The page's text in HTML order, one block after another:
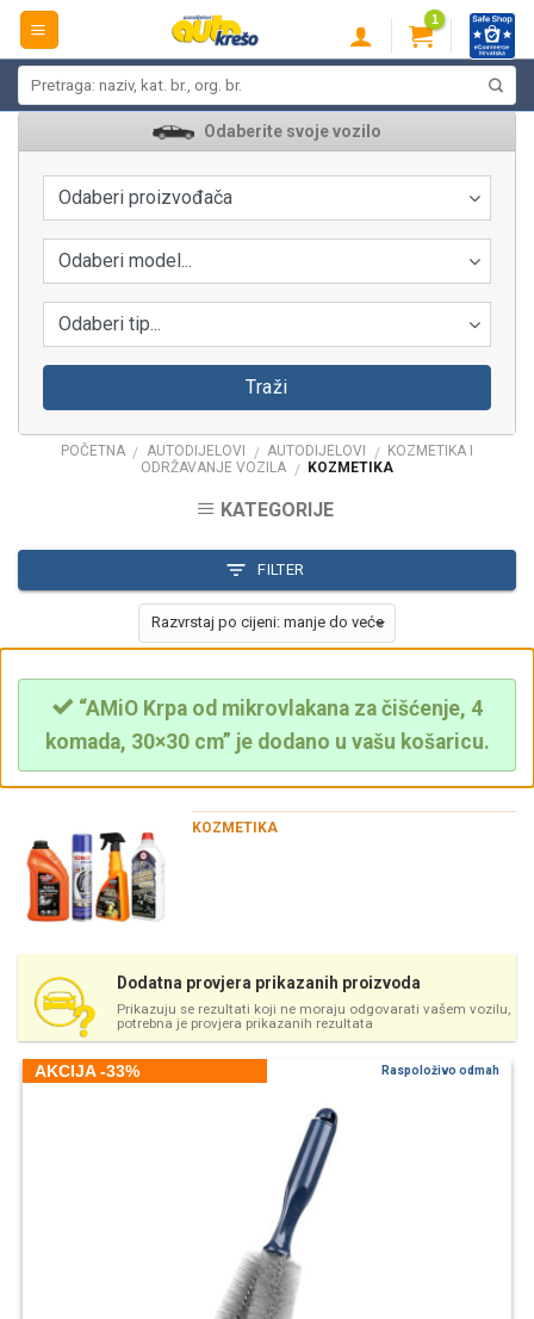
Skip
content
Odaberite svoje vozilo
Odaberi proizvođača
Odaberi model...
Odaberi tip...
Traži
POČETNA / AUTODIJELOVI / AUTODIJELOVI / KOZMETIKA I
ODRŽAVANJE VOZILA / KOZMETIKA
KATEGORIJE
FILTER
“AMiO Krpa od mikrovlakana za čišćenje, 4
komada, 30×30 cm” je dodano u vašu košaricu.
KOZMETIKA
Dodatna provjera prikazanih proizvoda
Prikazuju se rezultati koji ne moraju odgovarati vašem vozilu,
potrebna je provjera prikazanih rezultata
AKCIJA -33% Raspoloživo odmah